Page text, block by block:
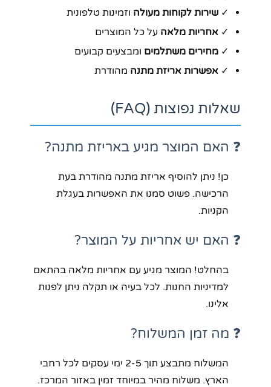
✓ שירות לקוחות מעולה וזמינות טלפונית
✓ אחריות מלאה על כל המוצרים
✓ מחירים משתלמים ומבצעים קבועים
✓ אפשרות אריזת מתנה מהודרת
שאלות נפוצות (FAQ)
❓ האם המוצר מגיע באריזת מתנה?
כן! ניתן להוסיף אריזת מתנה מהודרת בעת
הרכישה. פשוט סמנו את האפשרות בעגלת
הקניות.
❓ האם יש אחריות על המוצר?
בהחלט! המוצר מגיע עם אחריות מלאה בהתאם
למדיניות החנות. לכל בעיה או תקלה ניתן לפנות
אלינו.
❓ מה זמן המשלוח?
המשלוח מתבצע תוך 2-5 ימי עסקים לכל רחבי
הארץ. משלוח מהיר במיוחד זמין באזור המרכז.